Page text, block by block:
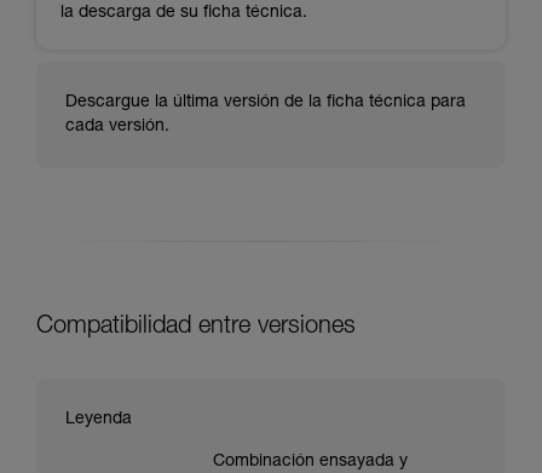
la descarga de su ficha técnica.
Descargue la última versión de la ficha técnica para
cada versión.
Compatibilidad entre versiones
Leyenda
Combinación ensayada y